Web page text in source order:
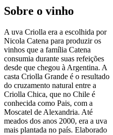
Sobre o vinho
A uva Criolla era a escolhida por
Nicola Catena para produzir os
vinhos que a família Catena
consumia durante suas refeições
desde que chegou à Argentina. A
casta Criolla Grande é o resultado
do cruzamento natural entre a
Criolla Chica, que no Chile é
conhecida como Pais, com a
Moscatel de Alexandria. Até
meados dos anos 2000, era a uva
mais plantada no país. Elaborado